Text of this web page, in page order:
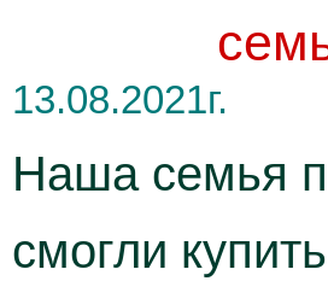
13.08.2021г.
Наша семья
смогли